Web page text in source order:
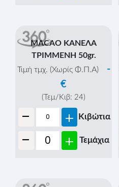
MACAO ΚΑΝΕΛΑ
ΤΡΙΜΜΕΝΗ 50gr.
Τιμή τμχ. (Χωρίς Φ.Π.Α)
-
€
(Τεμ/Κιβ: 24)
- + Κιβώτια
- + Τεμάχια